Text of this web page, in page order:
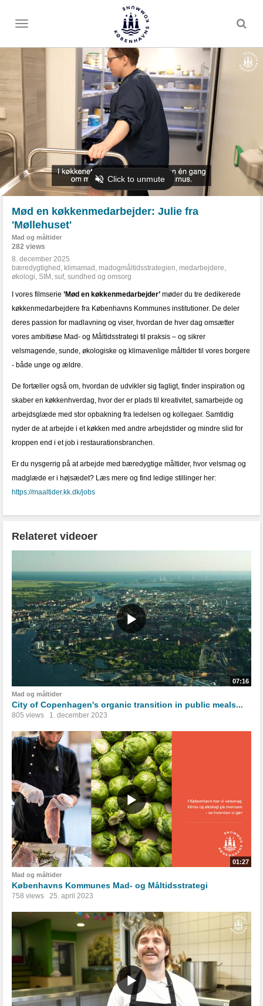
Toggle
Mød en køkkenmedarbejder: Julie fra
'Møllehuset'
Mad og måltider
282 views
8. december 2025
bæredygtighed , klimamad , madogmåltidsstrategien, medarbejdere,
økologi, SIM , suf, sundhed og omsorg
I vores filmserie ’Mød en køkkenmedarbejder’ møder du tre dedikerede
køkkenmedarbejdere fra Københavns Kommunes institutioner. De deler
deres passion for madlavning og viser, hvordan de hver dag omsætter
vores ambitiøse Mad- og Måltidsstrategi til praksis – og sikrer
velsmagende, sunde, økologiske og klimavenlige måltider til vores borgere
- både unge og ældre.
De fortæller også om, hvordan de udvikler sig fagligt, finder inspiration og
skaber en køkkenhverdag, hvor der er plads til kreativitet, samarbejde og
arbejdsglæde med stor opbakning fra ledelsen og kollegaer. Samtidig
nyder de at arbejde i et køkken med andre arbejdstider og mindre slid for
kroppen end i et job i restaurationsbranchen.
Er du nysgerrig på at arbejde med bæredygtige måltider, hvor velsmag og
madglæde er i højsædet? Læs mere og find ledige stillinger her:
https://maaltider.kk.dk/jobs
Relateret videoer
07:16
Mad og måltider
City of Copenhagen's organic transition in public meals...
805 views 1. december 2023
01:27
Mad og måltider
Københavns Kommunes Mad- og Måltidsstrategi
758 views 25. april 2023